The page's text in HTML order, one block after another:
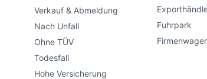
Verkauf & Abmeldung
Nach Unfall
Ohne TÜV
Todesfall
Hohe Versicherung
Fuhrpark